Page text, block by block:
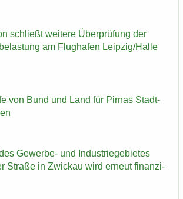
schließt wei­te­re Über­prü­fung der
am Flug­ha­fen Leip­zig/Halle
von Bund und Land für Pirnas Stadt­
Gewerbe-​ und In­dus­trie­ge­bie­tes
Stra­ße in Zwi­ckau wird er­neut fi­nan­zi­